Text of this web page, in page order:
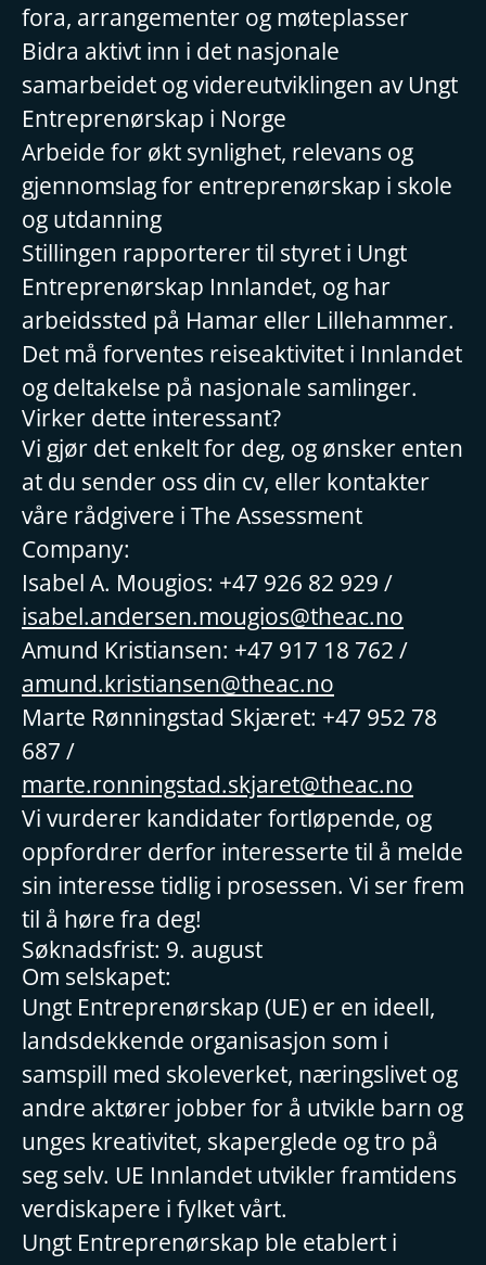
fora, arrangementer og møteplasser
Bidra aktivt inn i det nasjonale
samarbeidet og videreutviklingen av Ungt
Entreprenørskap i Norge
Arbeide for økt synlighet, relevans og
gjennomslag for entreprenørskap i skole
og utdanning
Stillingen rapporterer til styret i Ungt
Entreprenørskap Innlandet, og har
arbeidssted på Hamar eller Lillehammer.
Det må forventes reiseaktivitet i Innlandet
og deltakelse på nasjonale samlinger.
Virker dette interessant?
Vi gjør det enkelt for deg, og ønsker enten
at du sender oss din cv, eller kontakter
våre rådgivere i The Assessment
Company:
Isabel A. Mougios: +47 926 82 929 /
isabel.andersen.mougios@theac.no
Amund Kristiansen: +47 917 18 762 /
amund.kristiansen@theac.no
Marte Rønningstad Skjæret: +47 952 78
687 /
marte.ronningstad.skjaret@theac.no
Vi vurderer kandidater fortløpende, og
oppfordrer derfor interesserte til å melde
sin interesse tidlig i prosessen. Vi ser frem
til å høre fra deg!
Søknadsfrist: 9. august
Om selskapet:
Ungt Entreprenørskap (UE) er en ideell,
landsdekkende organisasjon som i
samspill med skoleverket, næringslivet og
andre aktører jobber for å utvikle barn og
unges kreativitet, skaperglede og tro på
seg selv. UE Innlandet utvikler framtidens
verdiskapere i fylket vårt.
Ungt Entreprenørskap ble etablert i